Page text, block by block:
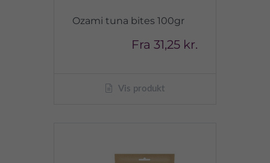
Ozami tuna bites 100gr
Fra 31,25 kr.
Vis produkt